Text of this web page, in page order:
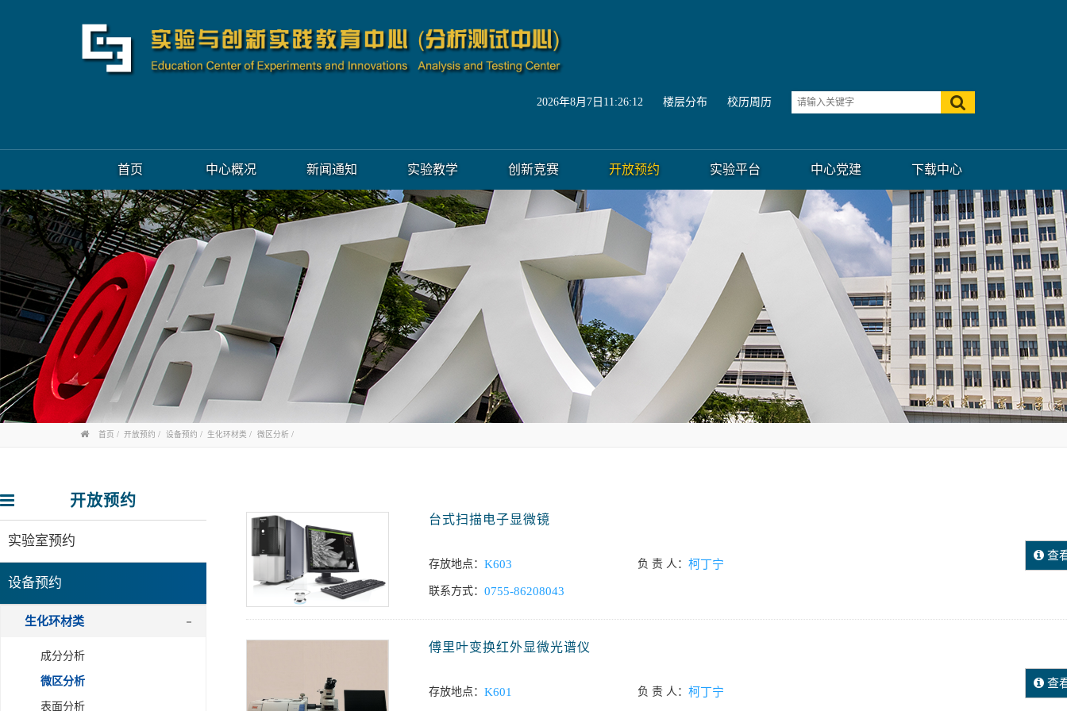
2026年8月7日11:26:13 楼层分布 校历周历
首页 中心概况 新闻通知 实验教学 创新竞赛 开放预约 实验平台 中心党建 下载中心
首页 开放预约 设备预约 生化环材类 微区分析
开放预约
实验室预约
设备预约
生化环材类
成分分析
微区分析
表面分析
台式扫描电子显微镜
存放地点： K603 负 责 人： 柯丁宁
联系方式： 0755-86208043
查
傅里叶变换红外显微光谱仪
存放地点： K601 负 责 人： 柯丁宁
查